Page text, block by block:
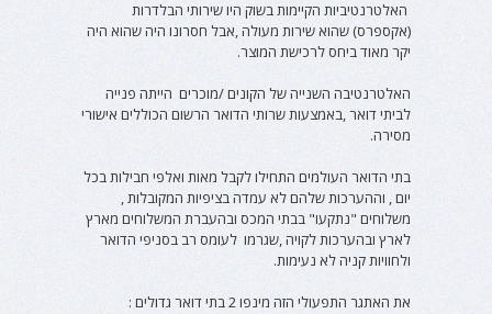
האלטרנטיביות הקיימות בשוק היו שירותי הבלדרות
(אקספרס) שהוא שירות מעולה ,אבל חסרונו היה שהוא היה
יקר מאוד ביחס לרכישת המוצר.
האלטרנטיבה השנייה של הקונים /מוכרים הייתה פנייה
לביתי דואר ,באמצעות שרותי הדואר הרשום הכוללים אישורי
מסירה.
בתי הדואר העולמים התחילו לקבל מאות ואלפי חבילות בכל
יום , וההערכות שלהם לא עמדה בציפיות המקובלות ,
משלוחים "נתקעו" בבתי המכס ובהעברת המשלוחים מארץ
לארץ ובהערכות לקויה ,שגרמו לעומס רב בסניפי הדואר
ולחוויות קניה לא נעימות.
את האתגר התפעולי הזה מינפו 2 בתי דואר גדולים :